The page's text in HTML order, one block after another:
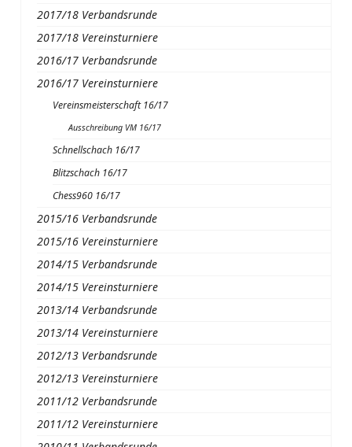
2017/18 Verbandsrunde
2017/18 Vereinsturniere
2016/17 Verbandsrunde
2016/17 Vereinsturniere
Vereinsmeisterschaft 16/17
Ausschreibung VM 16/17
Schnellschach 16/17
Blitzschach 16/17
Chess960 16/17
2015/16 Verbandsrunde
2015/16 Vereinsturniere
2014/15 Verbandsrunde
2014/15 Vereinsturniere
2013/14 Verbandsrunde
2013/14 Vereinsturniere
2012/13 Verbandsrunde
2012/13 Vereinsturniere
2011/12 Verbandsrunde
2011/12 Vereinsturniere